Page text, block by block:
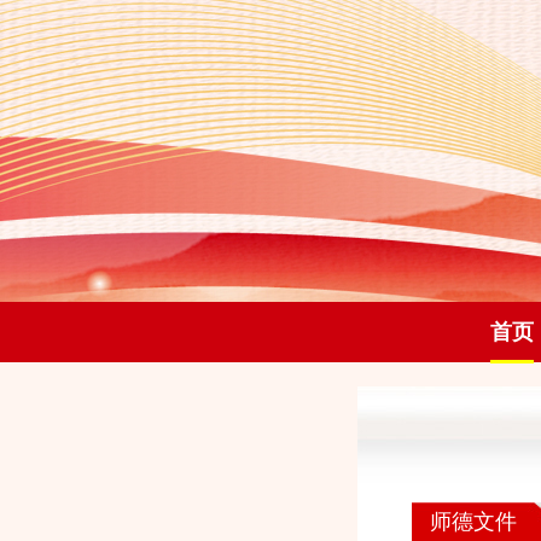
首页
师德文件